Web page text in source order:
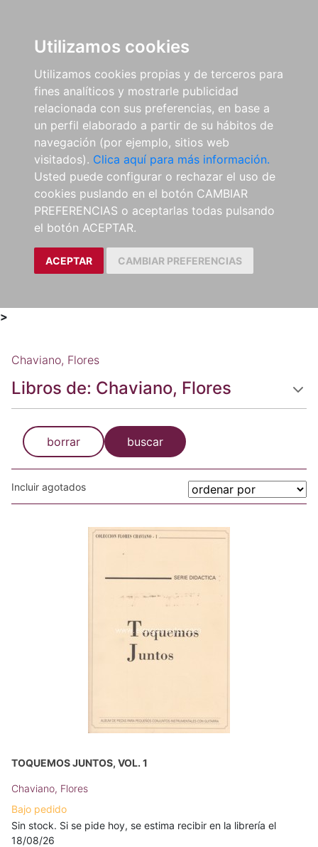
Utilizamos cookies
Utilizamos cookies propias y de terceros para
fines analíticos y mostrarle publicidad
relacionada con sus preferencias, en base a
un perfil elaborado a partir de su hábitos de
navegación (por ejemplo, sitios web
visitados). Clica aquí para más información.
Usted puede configurar o rechazar el uso de
cookies puslando en el botón CAMBIAR
PREFERENCIAS o aceptarlas todas pulsando
el botón ACEPTAR.
ACEPTAR CAMBIAR PREFERENCIAS
>
Chaviano, Flores
Libros de: Chaviano, Flores
borrar buscar
Incluir agotados
TOQUEMOS JUNTOS, VOL. 1
Chaviano, Flores
Bajo pedido
Sin stock. Si se pide hoy, se estima recibir en la librería el
18/08/26